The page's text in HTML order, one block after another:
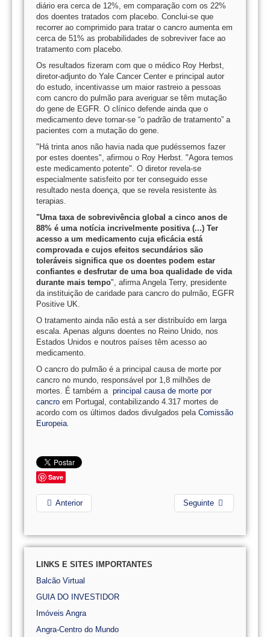
diário era cerca de 12%, em comparação com os 22%
dos doentes tratados com placebo. Conclui-se que
recorrer ao comprimido para tratar o cancro aumenta em
cerca de 51% as probabilidades de sobreviver face ao
tratamento com placebo.
Os resultados fizeram com que o médico Roy Herbst,
diretor-adjunto do Yale Cancer Center e principal autor
do estudo, incentivasse um maior rastreio a pessoas
com cancro do pulmão para averiguar se têm mutação
do gene de EGFR. O clínico defende ainda que o
medicamento deve tornar-se “o padrão de tratamento” a
pacientes com a mutação do gene.
"Há trinta anos não havia nada que pudéssemos fazer
por estes doentes", afirmou o Roy Herbst. "Agora temos
este medicamento potente". O diretor revela-se
especialmente satisfeito por ter conseguido esse
resultado nesta doença, que se revela resistente às
terapias.
"Uma taxa de sobrevivência global a cinco anos de
88% é uma notícia incrivelmente positiva (...) Ter
acesso a um medicamento cuja eficácia está
comprovada e cujos efeitos secundários são
toleráveis significa que os doentes podem estar
confiantes e desfrutar de uma boa qualidade de vida
durante mais tempo", afirma Angela Terry, presidente
da instituição de caridade para cancro do pulmão, EGFR
Positive UK.
O tratamento ainda não está a ser distribuído em larga
escala. Apenas alguns doentes no Reino Unido, nos
Estados Unidos e noutros países têm acesso ao
medicamento.
O cancro do pulmão é a principal causa de morte por
cancro no mundo, responsável por 1,8 milhões de
mortes. É também a principal causa de morte por
cancro em Portugal, contabilizando 4.317 mortes de
acordo com os últimos dados divulgados pela Comissão
Europeia.
Save
Anterior Seguinte
LINKS E SITES IMPORTANTES
Balcão Virtual
GUIA DO INVESTIDOR
Imóveis Angra
Angra-Centro do Mundo